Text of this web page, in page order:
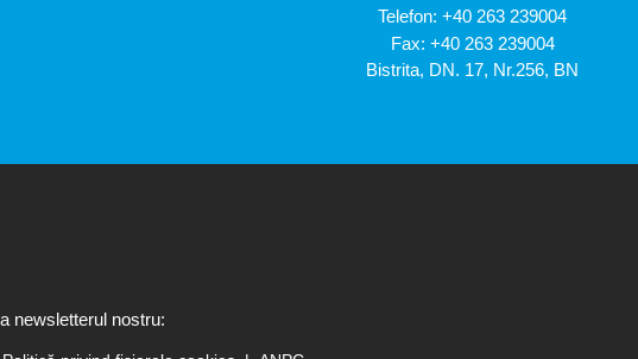
Telefon: +40 263 239004
Fax: +40 263 239004
Bistrita, DN. 17, Nr.256, BN
newsletterul nostru: